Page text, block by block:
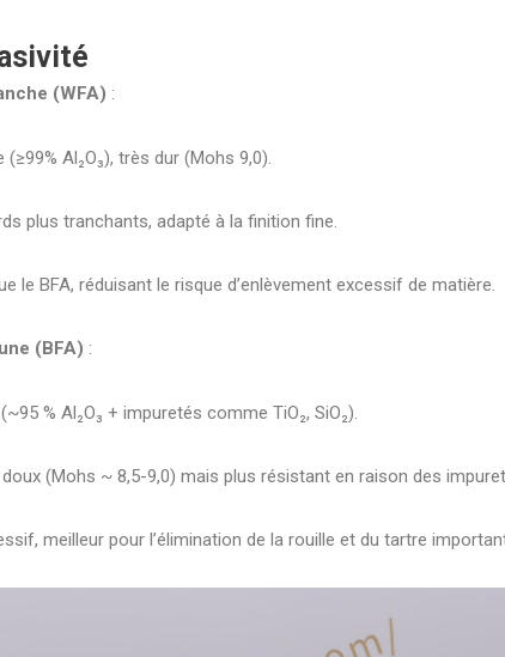
(WFA) :
Al₂O₃), très dur (Mohs 9,0).
plus tranchants, adapté à la finition fine.
le BFA, réduisant le risque d’enlèvement excessif de matière.
(BFA) :
% Al₂O₃ + impuretés comme TiO₂, SiO₂).
(Mohs ~ 8,5-9,0) mais plus résistant en raison des
meilleur pour l’élimination de la rouille et du tartre